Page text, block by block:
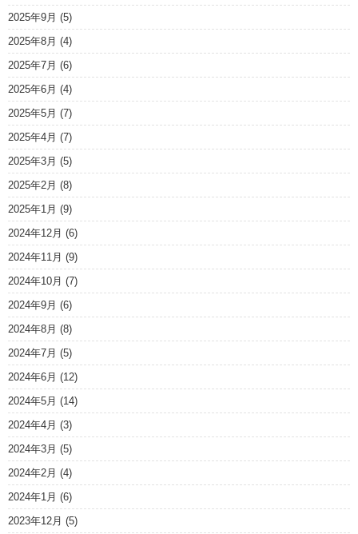
2025年9月 (5)
2025年8月 (4)
2025年7月 (6)
2025年6月 (4)
2025年5月 (7)
2025年4月 (7)
2025年3月 (5)
2025年2月 (8)
2025年1月 (9)
2024年12月 (6)
2024年11月 (9)
2024年10月 (7)
2024年9月 (6)
2024年8月 (8)
2024年7月 (5)
2024年6月 (12)
2024年5月 (14)
2024年4月 (3)
2024年3月 (5)
2024年2月 (4)
2024年1月 (6)
2023年12月 (5)